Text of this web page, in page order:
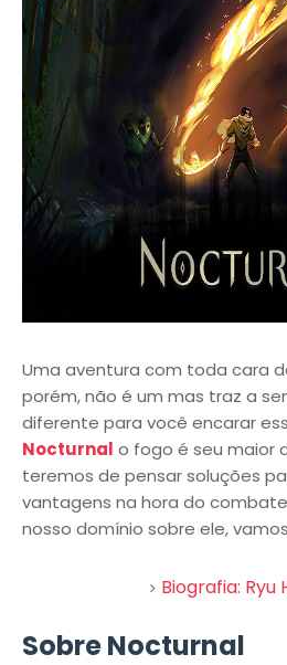
Uma aventura com toda cara
porém, não é um mas traz a
diferente para você encarar
Nocturnal o fogo é seu maior
teremos de pensar soluções
vantagens na hora do
nosso domínio sobre ele,
Biografia: Ryu
Sobre Nocturnal